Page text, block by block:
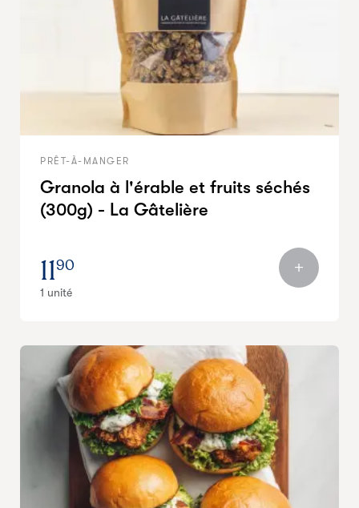
PRÊT-À-MANGER
Granola à l'érable et fruits séchés
(300g) - La Gâtelière
1190
1 unité